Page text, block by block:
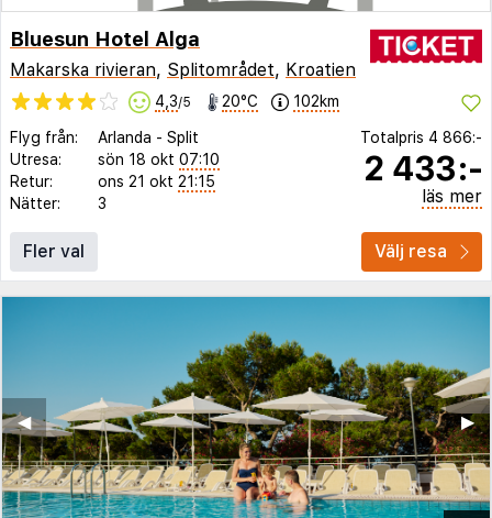
Bluesun Hotel Alga
Makarska rivieran, Splitområdet, Kroatien
4,3/5 20°C 102km
Flyg från: Arlanda - Split
Utresa:
sön 18 okt 07:10
Retur:
ons 21 okt 21:15
Nätter:
3
Totalpris 4 866:-
2 433:-
läs mer
Fler val Välj resa
▶︎
◀︎